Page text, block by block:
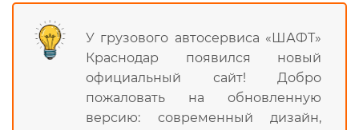
У грузового автосервиса «ШАФТ»
Краснодар появился новый
официальный сайт! Добро
пожаловать на обновленную
версию: современный дизайн,